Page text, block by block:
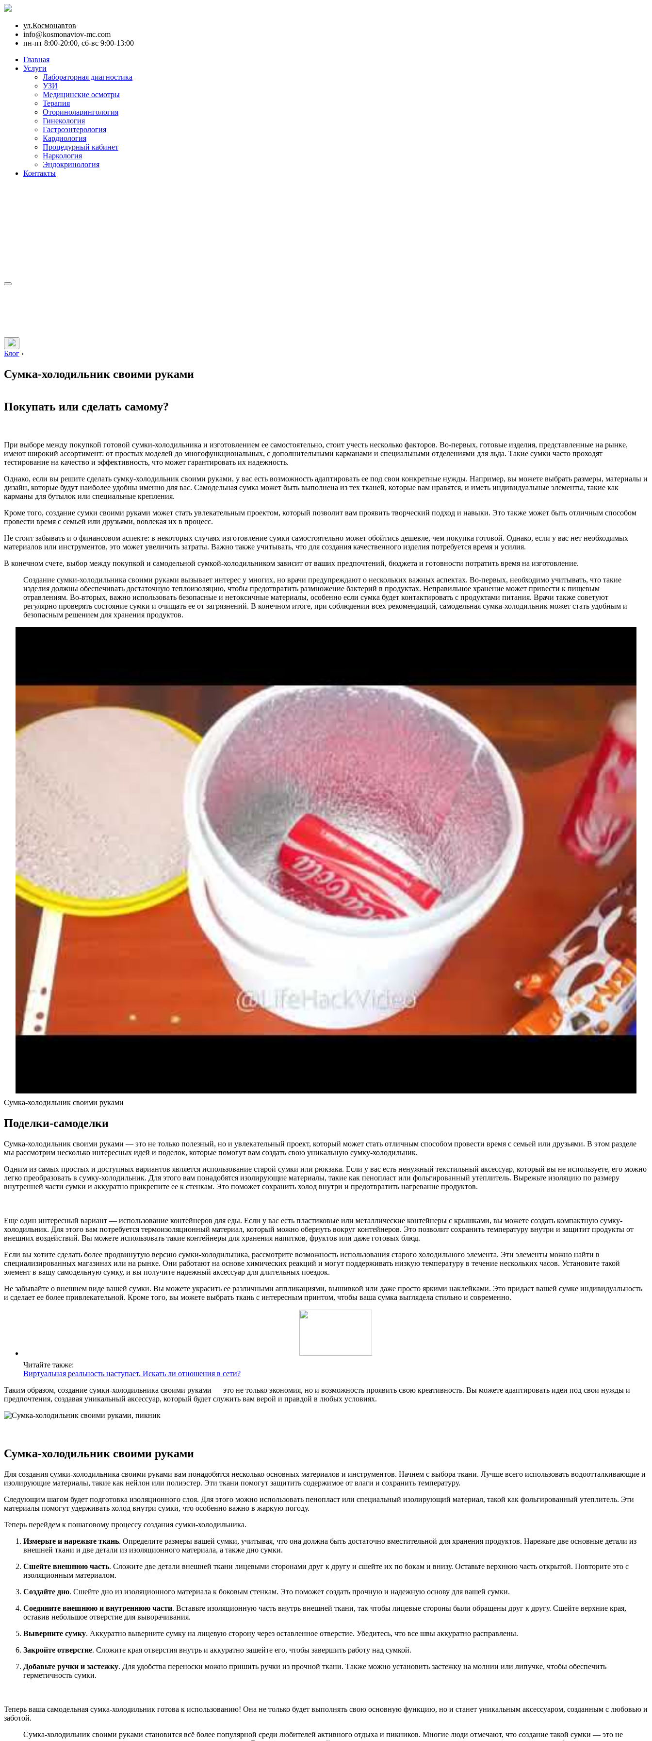
ул.Космонавтов
info@kosmonavtov-mc.com
пн-пт 8:00-20:00, сб-вс 9:00-13:00
Главная
Услуги
Лабораторная диагностика
УЗИ
Медицинские осмотры
Терапия
Оториноларингология
Гинекология
Гастроэнтерология
Кардиология
Процедурный кабинет
Наркология
Эндокринология
Контакты
Блог ›
Сумка-холодильник своими руками
Покупать или сделать самому?
При выборе между покупкой готовой сумки-холодильника и изготовлением ее самостоятельно, стоит учесть несколько факторов. Во-первых, готовые изделия, представленные на рынке,
имеют широкий ассортимент: от простых моделей до многофункциональных, с дополнительными карманами и специальными отделениями для льда. Такие сумки часто проходят
тестирование на качество и эффективность, что может гарантировать их надежность.
Однако, если вы решите сделать сумку-холодильник своими руками, у вас есть возможность адаптировать ее под свои конкретные нужды. Например, вы можете выбрать размеры, материалы и
дизайн, которые будут наиболее удобны именно для вас. Самодельная сумка может быть выполнена из тех тканей, которые вам нравятся, и иметь индивидуальные элементы, такие как
карманы для бутылок или специальные крепления.
Кроме того, создание сумки своими руками может стать увлекательным проектом, который позволит вам проявить творческий подход и навыки. Это также может быть отличным способом
провести время с семьей или друзьями, вовлекая их в процесс.
Не стоит забывать и о финансовом аспекте: в некоторых случаях изготовление сумки самостоятельно может обойтись дешевле, чем покупка готовой. Однако, если у вас нет необходимых
материалов или инструментов, это может увеличить затраты. Важно также учитывать, что для создания качественного изделия потребуется время и усилия.
В конечном счете, выбор между покупкой и самодельной сумкой-холодильником зависит от ваших предпочтений, бюджета и готовности потратить время на изготовление.
Создание сумки-холодильника своими руками вызывает интерес у многих, но врачи предупреждают о нескольких важных аспектах. Во-первых, необходимо учитывать, что такие
изделия должны обеспечивать достаточную теплоизоляцию, чтобы предотвратить размножение бактерий в продуктах. Неправильное хранение может привести к пищевым
отравлениям. Во-вторых, важно использовать безопасные и нетоксичные материалы, особенно если сумка будет контактировать с продуктами питания. Врачи также советуют
регулярно проверять состояние сумки и очищать ее от загрязнений. В конечном итоге, при соблюдении всех рекомендаций, самодельная сумка-холодильник может стать удобным и
безопасным решением для хранения продуктов.
Сумка-холодильник своими руками
Поделки-самоделки
Сумка-холодильник своими руками — это не только полезный, но и увлекательный проект, который может стать отличным способом провести время с семьей или друзьями. В этом разделе
мы рассмотрим несколько интересных идей и поделок, которые помогут вам создать свою уникальную сумку-холодильник.
Одним из самых простых и доступных вариантов является использование старой сумки или рюкзака. Если у вас есть ненужный текстильный аксессуар, который вы не используете, его можно
легко преобразовать в сумку-холодильник. Для этого вам понадобятся изолирующие материалы, такие как пенопласт или фольгированный утеплитель. Вырежьте изоляцию по размеру
внутренней части сумки и аккуратно прикрепите ее к стенкам. Это поможет сохранить холод внутри и предотвратить нагревание продуктов.
Еще один интересный вариант — использование контейнеров для еды. Если у вас есть пластиковые или металлические контейнеры с крышками, вы можете создать компактную сумку-
холодильник. Для этого вам потребуется термоизоляционный материал, который можно обернуть вокруг контейнеров. Это позволит сохранить температуру внутри и защитит продукты от
внешних воздействий. Вы можете использовать такие контейнеры для хранения напитков, фруктов или даже готовых блюд.
Если вы хотите сделать более продвинутую версию сумки-холодильника, рассмотрите возможность использования старого холодильного элемента. Эти элементы можно найти в
специализированных магазинах или на рынке. Они работают на основе химических реакций и могут поддерживать низкую температуру в течение нескольких часов. Установите такой
элемент в вашу самодельную сумку, и вы получите надежный аксессуар для длительных поездок.
Не забывайте о внешнем виде вашей сумки. Вы можете украсить ее различными аппликациями, вышивкой или даже просто яркими наклейками. Это придаст вашей сумке индивидуальность
и сделает ее более привлекательной. Кроме того, вы можете выбрать ткань с интересным принтом, чтобы ваша сумка выглядела стильно и современно.
Читайте также:
Виртуальная реальность наступает. Искать ли отношения в сети?
Таким образом, создание сумки-холодильника своими руками — это не только экономия, но и возможность проявить свою креативность. Вы можете адаптировать идеи под свои нужды и
предпочтения, создавая уникальный аксессуар, который будет служить вам верой и правдой в любых условиях.
Сумка-холодильник своими руками
Для создания сумки-холодильника своими руками вам понадобятся несколько основных материалов и инструментов. Начнем с выбора ткани. Лучше всего использовать водоотталкивающие и
изолирующие материалы, такие как нейлон или полиэстер. Эти ткани помогут защитить содержимое от влаги и сохранить температуру.
Следующим шагом будет подготовка изоляционного слоя. Для этого можно использовать пенопласт или специальный изолирующий материал, такой как фольгированный утеплитель. Эти
материалы помогут удерживать холод внутри сумки, что особенно важно в жаркую погоду.
Теперь перейдем к пошаговому процессу создания сумки-холодильника.
Измерьте и нарежьте ткань. Определите размеры вашей сумки, учитывая, что она должна быть достаточно вместительной для хранения продуктов. Нарежьте две основные детали из
внешней ткани и две детали из изоляционного материала, а также дно сумки.
Сшейте внешнюю часть. Сложите две детали внешней ткани лицевыми сторонами друг к другу и сшейте их по бокам и внизу. Оставьте верхнюю часть открытой. Повторите это с
изоляционным материалом.
Создайте дно. Сшейте дно из изоляционного материала к боковым стенкам. Это поможет создать прочную и надежную основу для вашей сумки.
Соедините внешнюю и внутреннюю части. Вставьте изоляционную часть внутрь внешней ткани, так чтобы лицевые стороны были обращены друг к другу. Сшейте верхние края,
оставив небольшое отверстие для выворачивания.
Выверните сумку. Аккуратно выверните сумку на лицевую сторону через оставленное отверстие. Убедитесь, что все швы аккуратно расправлены.
Закройте отверстие. Сложите края отверстия внутрь и аккуратно зашейте его, чтобы завершить работу над сумкой.
Добавьте ручки и застежку. Для удобства переноски можно пришить ручки из прочной ткани. Также можно установить застежку на молнии или липучке, чтобы обеспечить
герметичность сумки.
Теперь ваша самодельная сумка-холодильник готова к использованию! Она не только будет выполнять свою основную функцию, но и станет уникальным аксессуаром, созданным с любовью и
заботой.
Сумка-холодильник своими руками становится всё более популярной среди любителей активного отдыха и пикников. Многие люди отмечают, что создание такой сумки — это не